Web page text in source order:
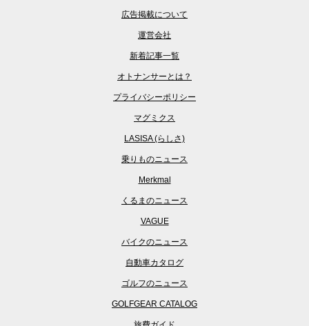
広告掲載について
運営会社
新着記事一覧
オトナンサーとは？
プライバシーポリシー
マグミクス
LASISA (らしさ)
乗りものニュース
Merkmal
くるまのニュース
VAGUE
バイクのニュース
自動車カタログ
ゴルフのニュース
GOLFGEAR CATALOG